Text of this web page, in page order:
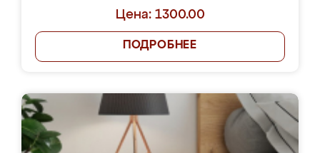
Цена: 1300.00
ПОДРОБНЕЕ